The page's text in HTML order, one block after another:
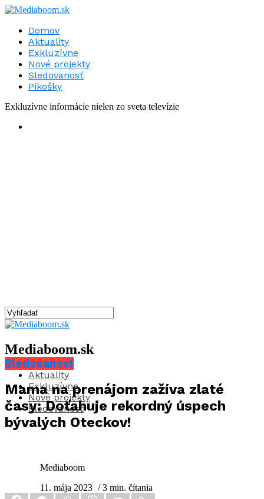
Domov
Aktuality
Exkluzívne
Nové projekty
Sledovanosť
Pikošky
Exkluzívne informácie nielen zo sveta televízie
Mediaboom.sk
Aktuality
Exkluzívne
Nové projekty
Sledovanosť
Sledovanosť
Mama na prenájom zažíva zlaté
časy: Doťahuje rekordný úspech
bývalých Oteckov!
Mediaboom
11. mája 2023 / 3 min. čítania